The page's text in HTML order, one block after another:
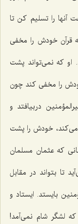
آنها را تسلیم كن تا
قرآن خودش را مخفی
او كه نمی‌تواند پشت
را مخفی كند چون
دربیافتد و
می‌كند، خودش را پشت
كه عثمان مسلمان
تا بتواند در مقابل
بایستد. ایستاد و
لشگر شام نمی‌آمد!